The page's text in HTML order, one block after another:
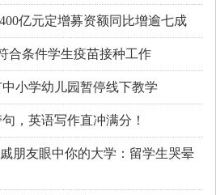
亿元定增募资额同比增逾七成
合条件学生疫苗接种工作
小学幼儿园暂停线下教学
，英语写作直冲满分！
朋友眼中你的大学：留学生哭晕